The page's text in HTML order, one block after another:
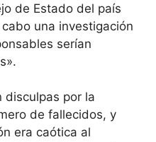
de Estado del país
una investigación
serían
disculpas por la
de fallecidos, y
era caótica al